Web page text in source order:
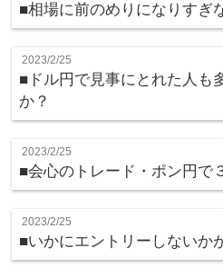
■相場に前のめりになりすぎ
2023/2/25
■ドル円で見事にとれた人も
か？
2023/2/25
■会心のトレード・ポン円で
2023/2/25
■いかにエントリーしないか